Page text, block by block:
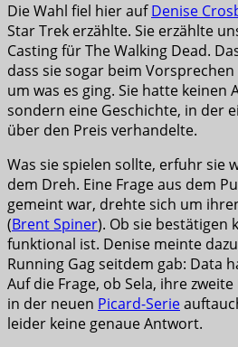
Die Wahl fiel hier aufDenise
Star Trek erzählte. Sie erzählte
Casting für The Walking Dead.
dass sie sogar beim
um was es ging. Sie hatte keinen
sondern eine Geschichte, in der
über den Preis verhandelte.
Was sie spielen sollte, erfuhr sie
dem Dreh. Eine Frage aus dem
gemeint war, drehte sich um
(Brent Spiner). Ob sie bestätigen
funktional ist. Denise meinte
Running Gag seitdem gab: Data
Auf die Frage, ob Sela, ihre zweite
in der neuen Picard-Serie
leider keine genaue Antwort.